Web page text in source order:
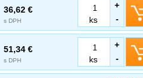
36,62 €
s DPH -
ks
+
51,34 €
s DPH -
ks
+